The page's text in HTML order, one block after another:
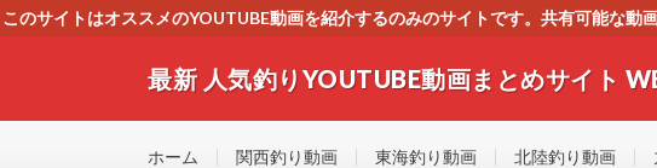
このサイトはオススメのYOUTUBE動画を紹介するのみのサイトです。共有可能な
最新 人気釣りYOUTUBE動画まとめサイト
す！！
ホーム 関西釣り動画 東海釣り動画 北陸釣り動画